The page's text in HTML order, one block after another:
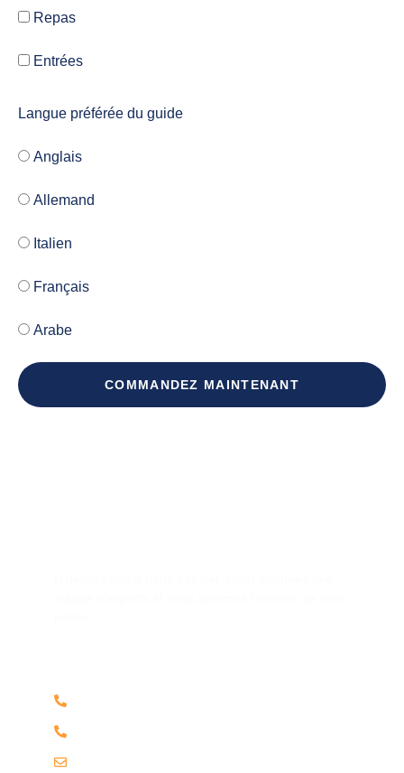
Repas
Entrées
Langue préférée du guide
Anglais
Allemand
Italien
Français
Arabe
COMMANDEZ MAINTENANT